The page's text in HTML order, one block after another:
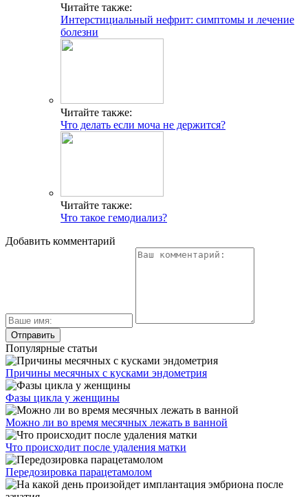
Читайте также:
Интерстициальный нефрит: симптомы и лечение
болезни
Читайте также:
Что делать если моча не держится?
Читайте также:
Что такое гемодиализ?
Добавить комментарий
Популярные статьи
Причины месячных с кусками эндометрия
Фазы цикла у женщины
Можно ли во время месячных лежать в ванной
Что происходит после удаления матки
Передозировка парацетамолом